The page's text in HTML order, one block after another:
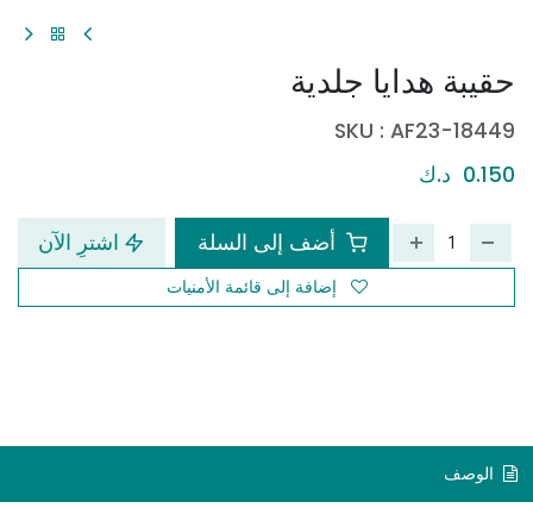
حقيبة هدايا جلدية
SKU : AF23-18449
0.150 د.ك
أضف إلى السلة اشترِ الآن
إضافة إلى قائمة الأمنيات
الوصف